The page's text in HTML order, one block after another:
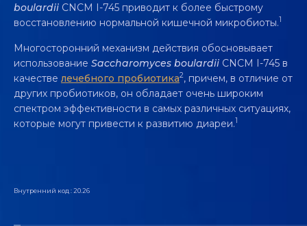
boulardii CNCM I-745 приводит к более быстрому
восстановлению нормальной кишечной микробиоты.1
Многосторонний механизм действия обосновывает
использование Saccharomyces boulardii CNCM I-745 в
качестве лечебного пробиотика2, причем, в отличие от
других пробиотиков, он обладает очень широким
спектром эффективности в самых различных ситуациях,
которые могут привести к развитию диареи.1
Внутренний код : 20.26